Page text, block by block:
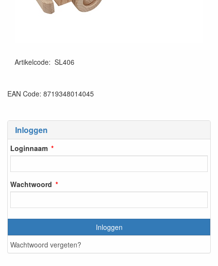
Inloggen
Loginnaam
Wachtwoord
Inloggen
Wachtwoord vergeten?
Artikelcode: SL406
EAN Code: 8719348014045